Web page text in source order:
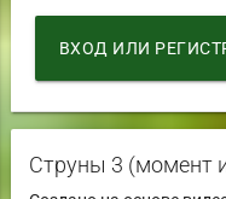
ВХОД ИЛИ
Струны 3 (момент